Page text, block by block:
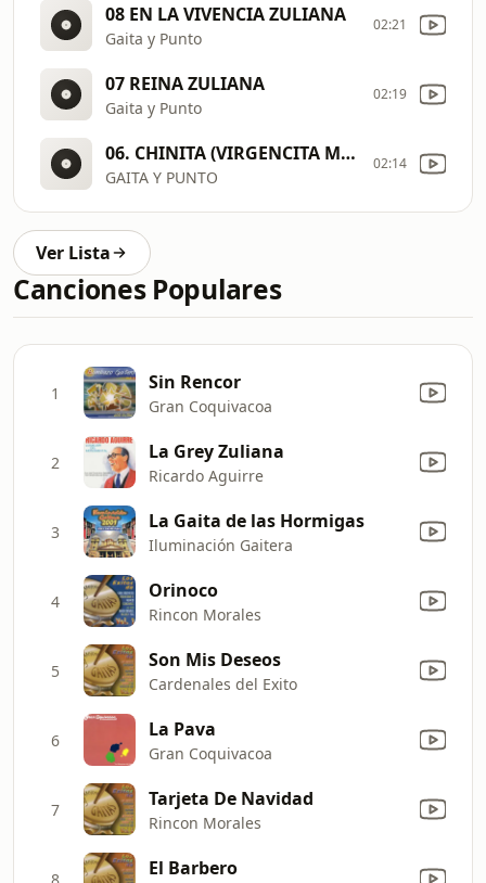
08 EN LA VIVENCIA ZULIANA
Gaita y Punto
02:21
07 REINA ZULIANA
Gaita y Punto
02:19
06. CHINITA (VIRGENCITA MILAGROSA)
GAITA Y PUNTO
02:14
Ver Lista
Canciones Populares
1 Sin Rencor
Gran Coquivacoa
2 La Grey Zuliana
Ricardo Aguirre
3 La Gaita de las Hormigas
Iluminación Gaitera
4 Orinoco
Rincon Morales
5 Son Mis Deseos
Cardenales del Exito
6 La Pava
Gran Coquivacoa
7 Tarjeta De Navidad
Rincon Morales
8 El Barbero